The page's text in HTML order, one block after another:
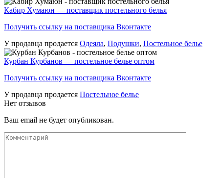
Кабир Хумаюн — поставщик постельного белья
Получить ссылку на поставщика Вконтакте
У продавца продается Одеяла, Подушки, Постельное белье
Курбан Курбанов — постельное белье оптом
Получить ссылку на поставщика Вконтакте
У продавца продается Постельное белье
Нет отзывов
Ваш email не будет опубликован.